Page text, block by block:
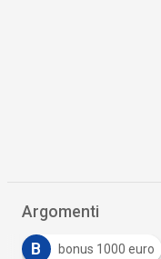
Argomenti
B bonus 1000 euro